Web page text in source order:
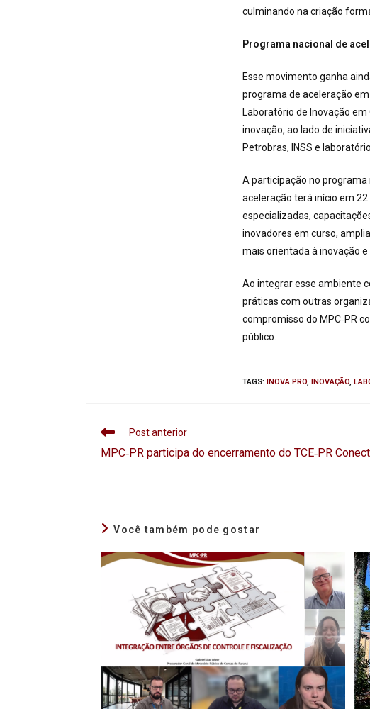
culminando na criação
Programa nacional de
Esse movimento ganha
programa de aceleração
Laboratório de Inovação
inovação, ao lado de
Petrobras, INSS e
A participação no
aceleração terá início em
especializadas,
inovadores em curso,
mais orientada à inovação
Ao integrar esse ambiente
práticas com outras
compromisso do MPC‑PR
público.
TAGS: INOVA.PRO, INOVAÇÃO,
Post anterior
MPC‑PR participa do encerramento do TCE‑PR
Você também pode gostar